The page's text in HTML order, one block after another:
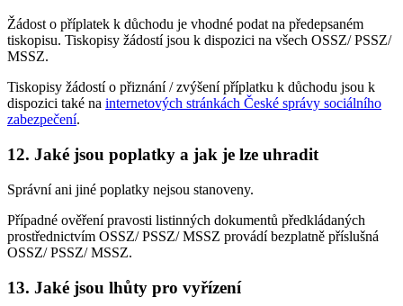
Žádost o příplatek k důchodu je vhodné podat na předepsaném
tiskopisu. Tiskopisy žádostí jsou k dispozici na všech OSSZ/ PSSZ/
MSSZ.
Tiskopisy žádostí o přiznání / zvýšení příplatku k důchodu jsou k
dispozici také na internetových stránkách České správy sociálního
zabezpečení.
12. Jaké jsou poplatky a jak je lze uhradit
Správní ani jiné poplatky nejsou stanoveny.
Případné ověření pravosti listinných dokumentů předkládaných
prostřednictvím OSSZ/ PSSZ/ MSSZ provádí bezplatně příslušná
OSSZ/ PSSZ/ MSSZ.
13. Jaké jsou lhůty pro vyřízení